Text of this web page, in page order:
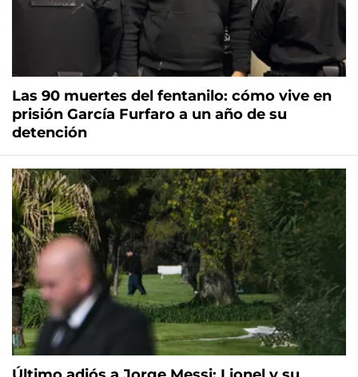
Las 90 muertes del fentanilo: cómo vive en
prisión García Furfaro a un año de su
detención